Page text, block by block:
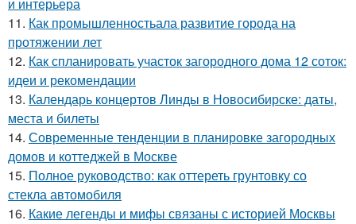
11. Как промышленностьала развитие города на
протяжении лет
12. Как спланировать участок загородного дома 12 соток:
идеи и рекомендации
13. Календарь концертов Линды в Новосибирске: даты,
места и билеты
14. Современные тенденции в планировке загородных
домов и коттеджей в Москве
15. Полное руководство: как оттереть грунтовку со
стекла автомобиля
16. Какие легенды и мифы связаны с историей Москвы